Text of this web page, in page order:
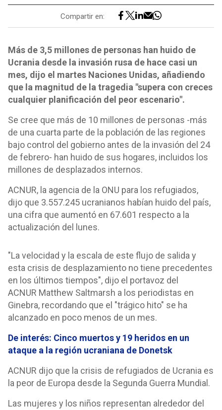
Compartir en:
Más de 3,5 millones de personas han huido de
Ucrania desde la invasión rusa de hace casi un
mes, dijo el martes Naciones Unidas, añadiendo
que la magnitud de la tragedia "supera con creces
cualquier planificación del peor escenario".
Se cree que más de 10 millones de personas -más
de una cuarta parte de la población de las regiones
bajo control del gobierno antes de la invasión del 24
de febrero- han huido de sus hogares, incluidos los
millones de desplazados internos.
ACNUR, la agencia de la ONU para los refugiados,
dijo que 3.557.245 ucranianos habían huido del país,
una cifra que aumentó en 67.601 respecto a la
actualización del lunes.
"La velocidad y la escala de este flujo de salida y
esta crisis de desplazamiento no tiene precedentes
en los últimos tiempos", dijo el portavoz del
ACNUR Matthew Saltmarsh a los periodistas en
Ginebra, recordando que el "trágico hito" se ha
alcanzado en poco menos de un mes.
De interés: Cinco muertos y 19 heridos en un
ataque a la región ucraniana de Donetsk
ACNUR dijo que la crisis de refugiados de Ucrania es
la peor de Europa desde la Segunda Guerra Mundial.
Las mujeres y los niños representan alrededor del